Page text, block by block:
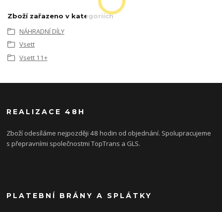
Zboží zařazeno v kategoriích
NÁHRADNÍ DÍLY
Vsett
Vsett 11+
REALIZACE 48H
Zboží odesíláme nejpozději 48 hodin od objednání. Spolupracujeme
s přepravními společnostmi TopTrans a GLS.
PLATEBNÍ BRÁNY A SPLÁTKY